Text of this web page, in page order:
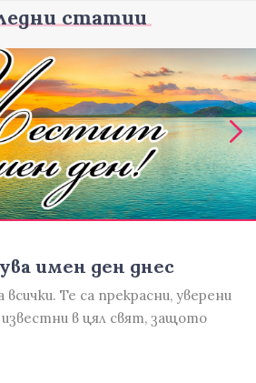
статии
имен ден днес
всички. Те са прекрасни, уверени
известни в цял свят, защото